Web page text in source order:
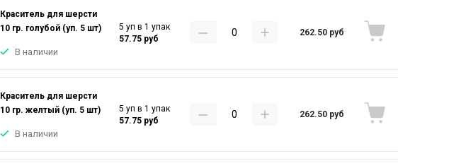
Краситель для шерсти
10 гр. голубой (уп. 5 шт)
В наличии
5 уп в 1 упак
57.75 руб
262.50 руб
Краситель для шерсти
10 гр. желтый (уп. 5 шт)
В наличии
5 уп в 1 упак
57.75 руб
262.50 руб